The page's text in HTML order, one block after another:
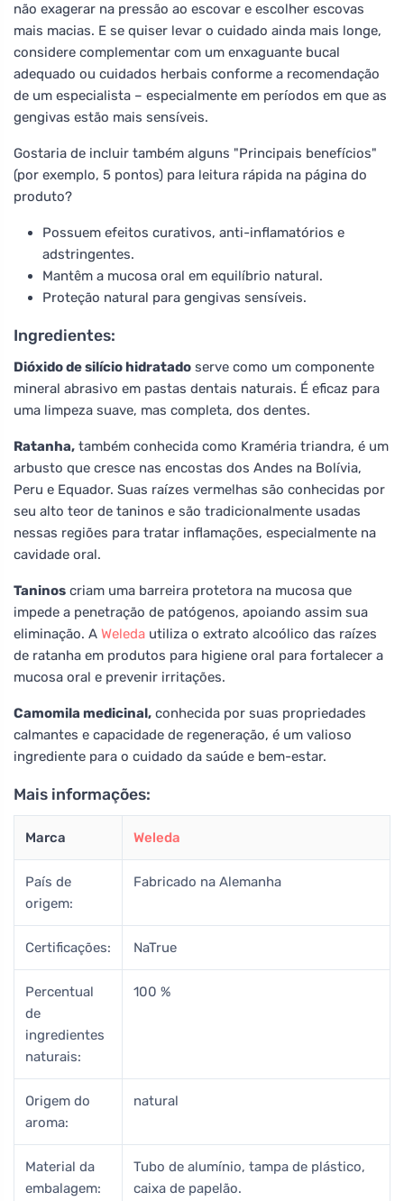
não exagerar na pressão ao escovar e escolher escovas
mais macias. E se quiser levar o cuidado ainda mais longe,
considere complementar com um enxaguante bucal
adequado ou cuidados herbais conforme a recomendação
de um especialista – especialmente em períodos em que as
gengivas estão mais sensíveis.
Gostaria de incluir também alguns "Principais benefícios"
(por exemplo, 5 pontos) para leitura rápida na página do
produto?
Possuem efeitos curativos, anti-inflamatórios e
adstringentes.
Mantêm a mucosa oral em equilíbrio natural.
Proteção natural para gengivas sensíveis.
Ingredientes:
Dióxido de silício hidratado serve como um componente
mineral abrasivo em pastas dentais naturais. É eficaz para
uma limpeza suave, mas completa, dos dentes.
Ratanha, também conhecida como Kraméria triandra, é um
arbusto que cresce nas encostas dos Andes na Bolívia,
Peru e Equador. Suas raízes vermelhas são conhecidas por
seu alto teor de taninos e são tradicionalmente usadas
nessas regiões para tratar inflamações, especialmente na
cavidade oral.
Taninos criam uma barreira protetora na mucosa que
impede a penetração de patógenos, apoiando assim sua
eliminação. A Weleda utiliza o extrato alcoólico das raízes
de ratanha em produtos para higiene oral para fortalecer a
mucosa oral e prevenir irritações.
Camomila medicinal, conhecida por suas propriedades
calmantes e capacidade de regeneração, é um valioso
ingrediente para o cuidado da saúde e bem-estar.
Mais informações:
Marca Weleda
País de
origem:
Fabricado na Alemanha
Certificações: NaTrue
Percentual
de
ingredientes
naturais:
100 %
Origem do
aroma:
natural
Material da
embalagem:
Tubo de alumínio, tampa de plástico,
caixa de papelão.